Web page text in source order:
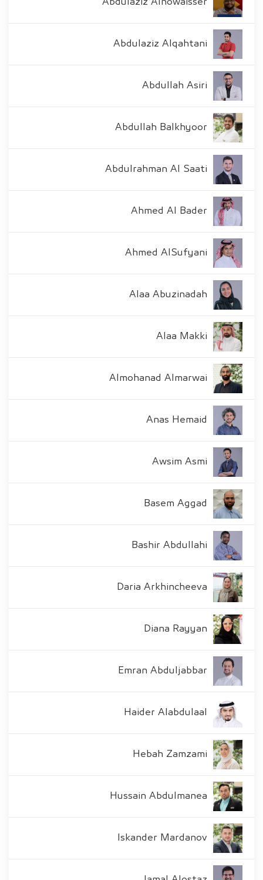
Abdulaziz Alnowaisser
Abdulaziz Alqahtani
Abdullah Asiri
Abdullah Balkhyoor
Abdulrahman Al Saati
Ahmed Al Bader
Ahmed AlSufyani
Alaa Abuzinadah
Alaa Makki
Almohanad Almarwai
Anas Hemaid
Awsim Asmi
Basem Aggad
Bashir Abdullahi
Daria Arkhincheeva
Diana Rayyan
Emran Abduljabbar
Haider Alabdulaal
Hebah Zamzami
Hussain Abdulmanea
Iskander Mardanov